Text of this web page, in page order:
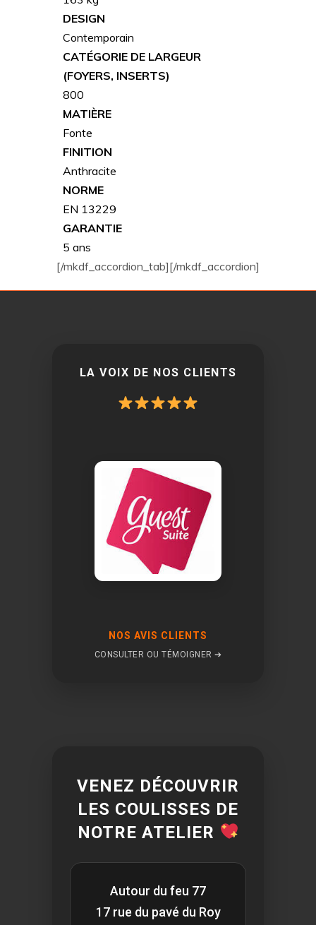
DESIGN
Contemporain
CATÉGORIE DE LARGEUR
(FOYERS, INSERTS)
800
MATIÈRE
Fonte
FINITION
Anthracite
NORME
EN 13229
GARANTIE
5 ans
[/mkdf_accordion_tab][/mkdf_accordion]
LA VOIX DE NOS CLIENTS
NOS AVIS CLIENTS
CONSULTER OU TÉMOIGNER ➔
VENEZ DÉCOUVRIR
LES COULISSES DE
NOTRE ATELIER
Autour du feu 77
17 rue du pavé du Roy